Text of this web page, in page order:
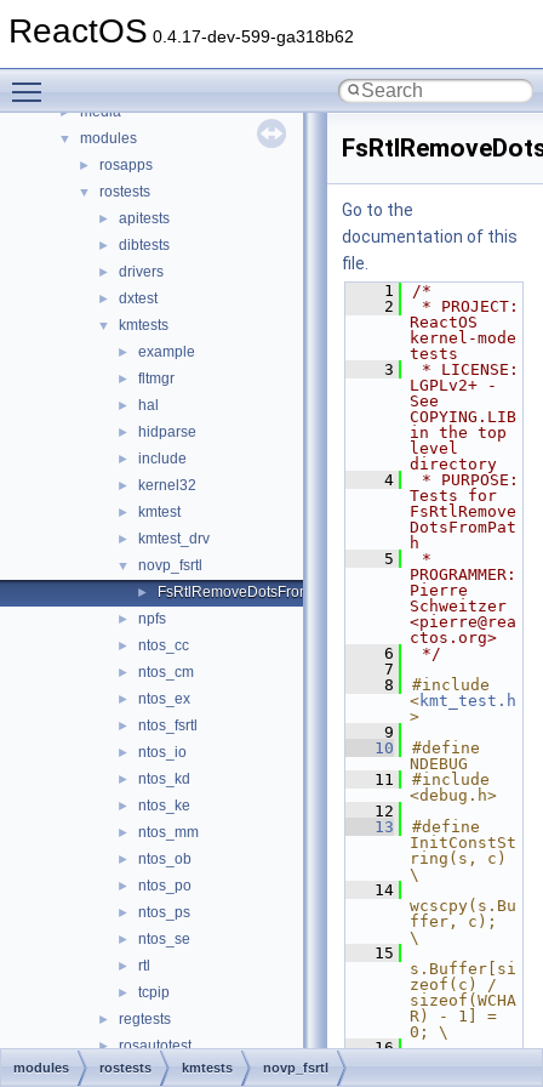
ReactOS 0.4.17-dev-599-ga318b62
► dll
► media
▼ modules
► rosapps
▼ rostests
► apitests
► dibtests
► drivers
► dxtest
▼ kmtests
► example
► fltmgr
► hal
► hidparse
► include
► kernel32
► kmtest
► kmtest_drv
▼ novp_fsrtl
► FsRtlRemoveDotsFromPath.c
► npfs
► ntos_cc
► ntos_cm
► ntos_ex
► ntos_fsrtl
► ntos_io
► ntos_kd
► ntos_ke
► ntos_mm
► ntos_ob
► ntos_po
► ntos_ps
► ntos_se
► rtl
► tcpip
► regtests
► rosautotest
► tests
Go to the
documentation of this
file.
    1
/*
    2
* PROJECT:
ReactOS
kernel-mode
tests
    3
* LICENSE:
LGPLv2+ -
See
COPYING.LIB
in the top
level
directory
    4
* PURPOSE:
Tests for
FsRtlRemove
DotsFromPat
h
    5
*
PROGRAMMER:
Pierre
Schweitzer
<pierre@rea
ctos.org>
    6
*/
    7
    8
#include
<kmt_test.h
>
    9
   10
#define
NDEBUG
   11
#include
<debug.h>
   12
   13
#define
InitConstSt
ring(s, c)
\
   14
wcscpy(s.Bu
ffer, c);
\
   15
s.Buffer[si
zeof(c) /
sizeof(WCHA
R) - 1] =
0; \
   16
modules rostests kmtests novp_fsrtl